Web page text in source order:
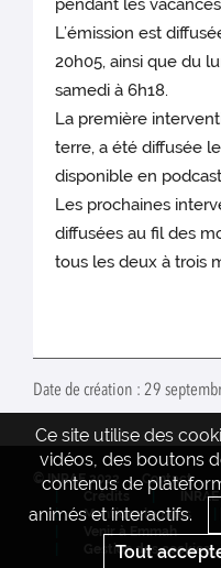
pendant les
L’émission est
20h05, ainsi que du
samedi à 6h18.
La première
terre, a été diffusée
disponible en
Les prochaines
diffusées au fil des
tous les deux à trois
Date de création : 29
Ce site utilise des
vidéos, des boutons
contenus de
animés et interactifs.
Tout
© INRAE 2022
Contact
Mentions legales
Venir à Emmah
Gestion des cookies